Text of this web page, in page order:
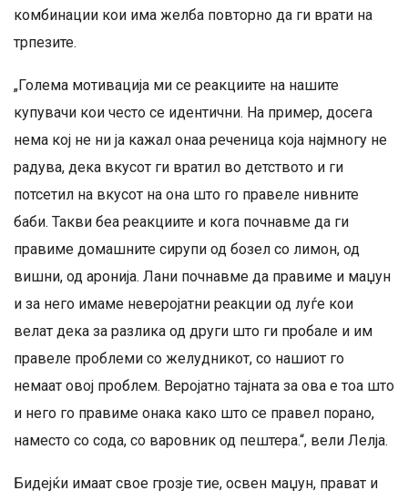
комбинации кои има желба повторно да ги врати на
трпезите.
„Голема мотивација ми се реакциите на нашите
купувачи кои често се идентични. На пример, досега
нема кој не ни ја кажал онаа реченица која најмногу не
радува, дека вкусот ги вратил во детството и ги
потсетил на вкусот на она што го правеле нивните
баби. Такви беа реакциите и кога почнавме да ги
правиме домашните сирупи од бозел со лимон, од
вишни, од аронија. Лани почнавме да правиме и маџун
и за него имаме неверојатни реакции од луѓе кои
велат дека за разлика од други што ги пробале и им
правеле проблеми со желудникот, со нашиот го
немаат овој проблем. Веројатно тајната за ова е тоа што
и него го правиме онака како што се правел порано,
наместо со сода, со варовник од пештера.“, вели Лелја.
Бидејќи имаат свое грозје тие, освен маџун, прават и